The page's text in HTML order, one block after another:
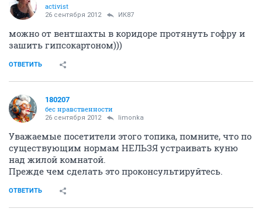
activist
26 сентября 2012 ИК87
можно от вентшахты в коридоре протянуть гофру и
зашить гипсокартоном)))
ОТВЕТИТЬ
180207
бес нравственности
26 сентября 2012 limonka
Уважаемые посетители этого топика, помните, что по
существующим нормам НЕЛЬЗЯ устраивать куню
над жилой комнатой.
Прежде чем сделать это проконсультируйтесь.
ОТВЕТИТЬ